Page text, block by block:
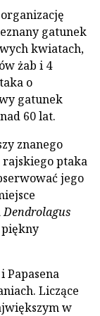
gatunek
kwiatach,
żab i 4
o
gatunek
60 lat.
znanego
rajskiego ptaka
jego
Dendrolagus
piękny
Papasena
Liczące
w